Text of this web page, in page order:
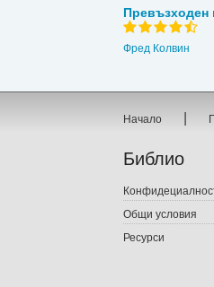
Превъзходен
Фред Колвин
Начало |
Библио
Общи условия
Ресурси